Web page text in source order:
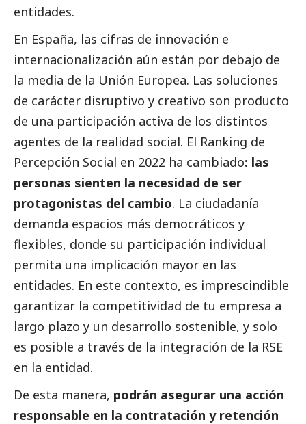
entidades.
En España, las cifras de innovación e
internacionalización aún están por debajo de
la media de la Unión Europea. Las soluciones
de carácter disruptivo y creativo son producto
de una participación activa de los distintos
agentes de la realidad social. El Ranking de
Percepción Social en 2022 ha cambiado: las
personas sienten la necesidad de ser
protagonistas del cambio. La ciudadanía
demanda espacios más democráticos y
flexibles, donde su participación individual
permita una implicación mayor en las
entidades. En este contexto, es imprescindible
garantizar la competitividad de tu empresa a
largo plazo y un desarrollo sostenible, y solo
es posible a través de la integración de la RSE
en la entidad.
De esta manera, podrán asegurar una acción
responsable en la contratación y retención